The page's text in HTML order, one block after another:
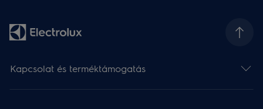
Kapcsolat és terméktámogatás